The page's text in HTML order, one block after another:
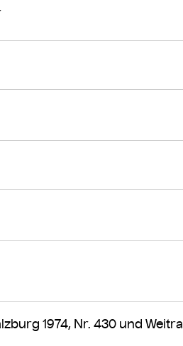
1974, Nr. 430 und Weitra